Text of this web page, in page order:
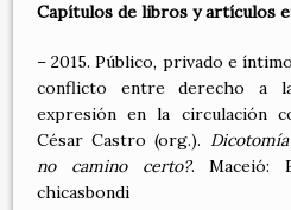
Capítulos de libros y artículos
– 2015. Público, privado e
conflicto entre derecho a
expresión en la circulación
César Castro (org.).
no camino certo?. Maceió:
chicasbondi